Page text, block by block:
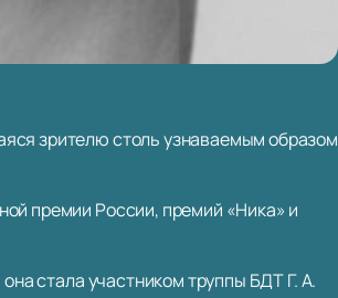
зрителю столь узнаваемым образом
премии России, премий «Ника» и
стала участником труппы БДТ Г. А.